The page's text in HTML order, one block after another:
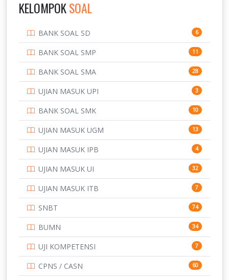
3
169
7
PTDI STTD 4
133
SMA 146
SMK 231
SMP 134
STIP 2
153
345
UNIVERSITAS AIRLANGGA 15
16
KELOMPOKSOAL
BANK SOAL SD 6
BANK SOAL SMP 11
BANK SOAL SMA 28
UJIAN MASUK UPI 3
BANK SOAL SMK 10
UJIAN MASUK UGM 13
UJIAN MASUK IPB 4
UJIAN MASUK UI 32
UJIAN MASUK ITB 7
SNBT 74
BUMN 34
UJI KOMPETENSI 7
CPNS / CASN 60